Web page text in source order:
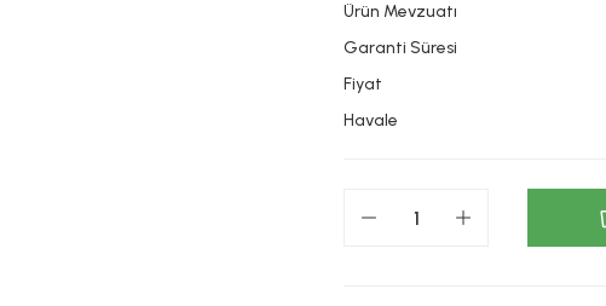
Ürün Mevzuatı
Garanti Süresi
Fiyat
Havale